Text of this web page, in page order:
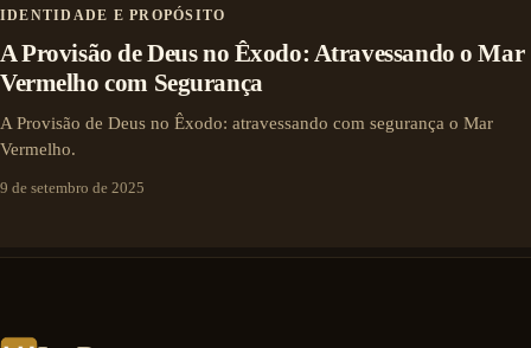
IDENTIDADE E PROPÓSITO
A Provisão de Deus no Êxodo: Atravessando o Mar
Vermelho com Segurança
A Provisão de Deus no Êxodo: atravessando com segurança o Mar
Vermelho.
9 de setembro de 2025